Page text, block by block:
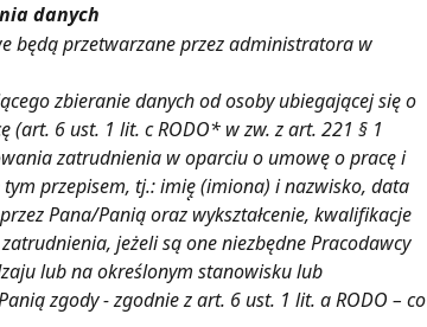
danych
będą przetwarzane przez administratora w
zbieranie danych od osoby ubiegającej się o
6 ust. 1 lit. c RODO* w zw. z art. 221 § 1
zatrudnienia w oparciu o umowę o pracę i
przepisem, tj.: imię̨ (imiona) i nazwisko, data
Pana/Panią oraz wykształcenie, kwalifikacje
jeżeli są one niezbędne Pracodawcy
lub na określonym stanowisku lub
zgody - zgodnie z art. 6 ust. 1 lit. a RODO – co